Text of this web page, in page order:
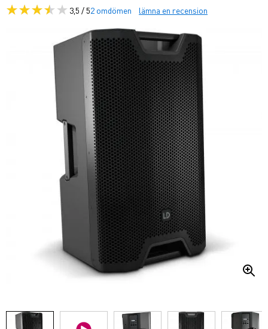
3,5 / 52 omdömen lämna en recension